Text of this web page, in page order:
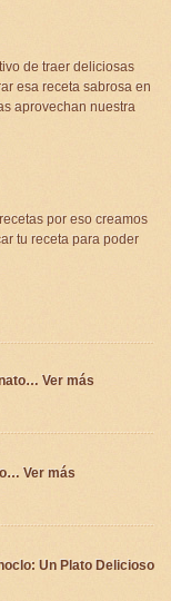
de traer deliciosas
esa receta sabrosa en
aprovechan nuestra
por eso creamos
tu receta para poder
Ver más
Ver más
Un Plato Delicioso